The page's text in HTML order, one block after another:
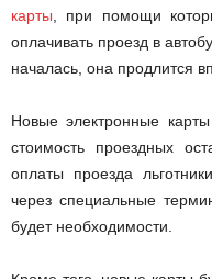
карты, при помощи
оплачивать проезд в
началась, она продлится
Новые электронные
стоимость проездных
оплаты проезда
через специальные
будет необходимости.